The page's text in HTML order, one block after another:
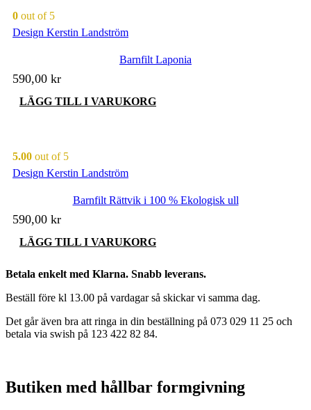
0 out of 5
Design Kerstin Landström
Barnfilt Laponia
590,00 kr
LÄGG TILL I VARUKORG
5.00 out of 5
Design Kerstin Landström
Barnfilt Rättvik i 100 % Ekologisk ull
590,00 kr
LÄGG TILL I VARUKORG
Betala enkelt med Klarna. Snabb leverans.
Beställ före kl 13.00 på vardagar så skickar vi samma dag.
Det går även bra att ringa in din beställning på 073 029 11 25 och
betala via swish på 123 422 82 84.
Butiken med hållbar formgivning